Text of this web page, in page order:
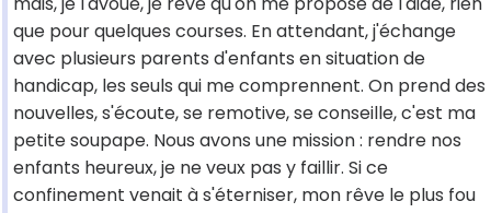
que pour quelques courses. En attendant, j'échange
avec plusieurs parents d'enfants en situation de
handicap, les seuls qui me comprennent. On prend des
nouvelles, s'écoute, se remotive, se conseille, c'est ma
petite soupape. Nous avons une mission : rendre nos
enfants heureux, je ne veux pas y faillir. Si ce
confinement venait à s'éterniser, mon rêve le plus fou